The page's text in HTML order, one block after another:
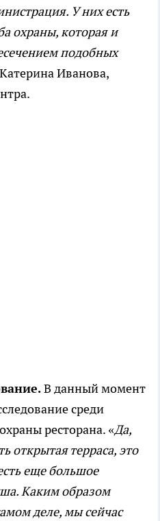
У них есть
охраны, которая и
подобных
Иванова,
В данный момент
среди
ресторана. «Да,
открытая терраса, это
еще большое
Каким образом
деле, мы сейчас